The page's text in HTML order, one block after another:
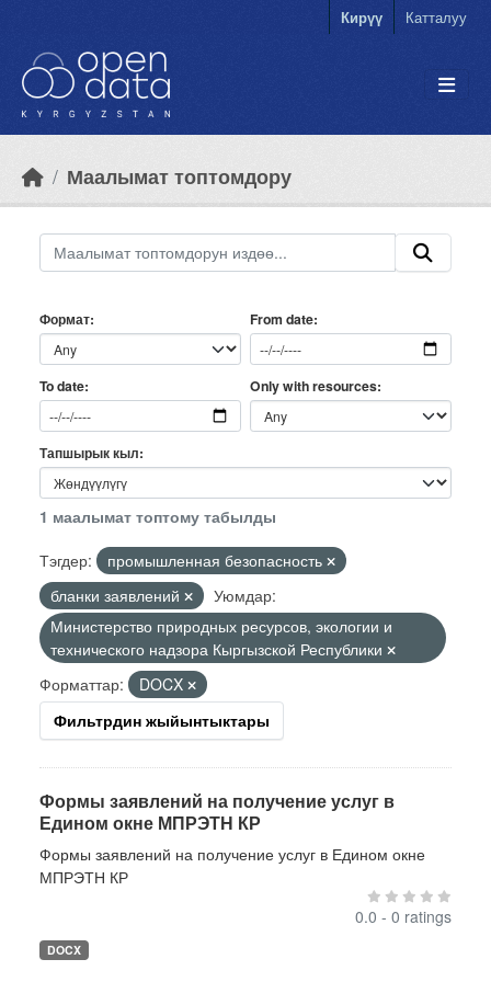
Кирүү Катталуу
Маалымат топтомдору
Формат From date
To date Only with resources
Тапшырык кыл
1 маалымат топтому табылды
Тэгдер:
промышленная безопасность
бланки заявлений
Уюмдар:
Министерство природных ресурсов, экологии и
технического надзора Кыргызской Республики
Форматтар:
DOCX
Фильтрдин жыйынтыктары
Формы заявлений на получение услуг в
Едином окне МПРЭТН КР
Формы заявлений на получение услуг в Едином окне
МПРЭТН КР
0.0 - 0 ratings
DOCX